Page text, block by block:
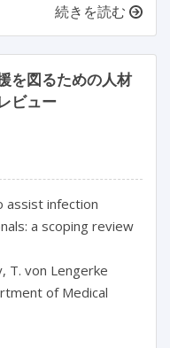
続きを読む
を図るための人材
ビュー
assist infection
a scoping review
T. von Lengerke
of Medical